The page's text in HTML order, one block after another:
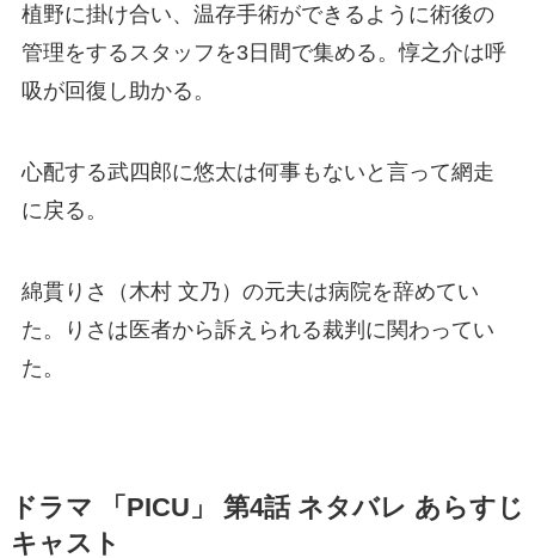
植野に掛け合い、温存手術ができるように術後の
管理をするスタッフを3日間で集める。惇之介は呼
吸が回復し助かる。
心配する武四郎に悠太は何事もないと言って網走
に戻る。
綿貫りさ（木村 文乃）の元夫は病院を辞めてい
た。りさは医者から訴えられる裁判に関わってい
た。
ドラマ 「PICU」 第4話 ネタバレ あらすじ
キャスト